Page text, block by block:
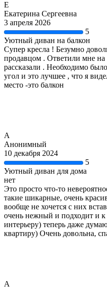
Е
Екатерина Сергеевна
3 апреля 2026
5
Уютный диван на балкон
Супер кресла ! Безумно
продавцом . Ответили мне на
рассказали . Необходимо
угол и это лучшее , что я
место -это балкон
А
Анонимный
10 декабря 2024
5
Уютный диван для дома
нет
Это просто что-то
такие шикарные, очень
вообще не хочется с них
очень нежный и подходит и
интерьеру) теперь даже
квартиру) Очень довольна,
А